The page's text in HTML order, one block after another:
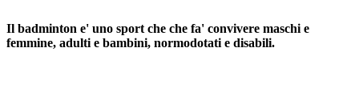
Il badminton e' uno sport che che fa' convivere maschi e
femmine, adulti e bambini, normodotati e disabili.